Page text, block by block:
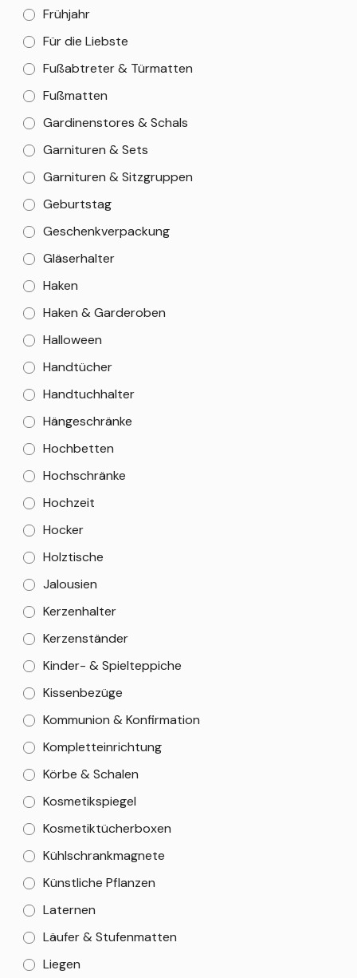
Frühjahr
Für die Liebste
Fußabtreter & Türmatten
Fußmatten
Gardinenstores & Schals
Garnituren & Sets
Garnituren & Sitzgruppen
Geburtstag
Geschenkverpackung
Gläserhalter
Haken
Haken & Garderoben
Halloween
Handtücher
Handtuchhalter
Hängeschränke
Hochbetten
Hochschränke
Hochzeit
Hocker
Holztische
Jalousien
Kerzenhalter
Kerzenständer
Kinder- & Spielteppiche
Kissenbezüge
Kommunion & Konfirmation
Kompletteinrichtung
Körbe & Schalen
Kosmetikspiegel
Kosmetiktücherboxen
Kühlschrankmagnete
Künstliche Pflanzen
Laternen
Läufer & Stufenmatten
Liegen